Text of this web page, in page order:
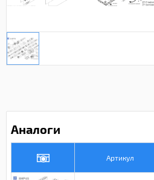
Аналоги
Артикул